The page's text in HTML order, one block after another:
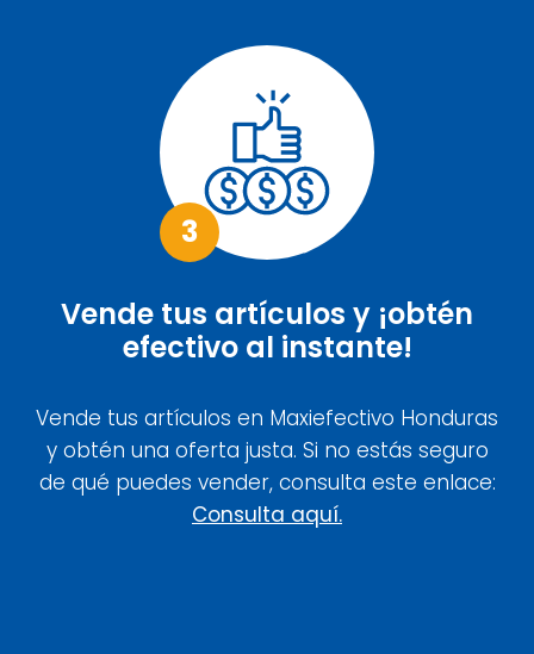
3
Vende tus artículos y ¡obtén
efectivo al instante!
Vende tus artículos en Maxiefectivo Honduras
y obtén una oferta justa. Si no estás seguro
de qué puedes vender, consulta este enlace:
Consulta aquí.